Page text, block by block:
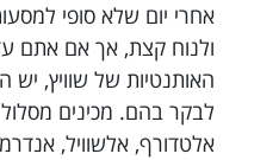
אחרי יום שלא סופי
ולנוח קצת, אך אם אתם
האותנטיות של שוויץ,
לבקר בהם. מכינים
אלטדורף, אלשוויל,